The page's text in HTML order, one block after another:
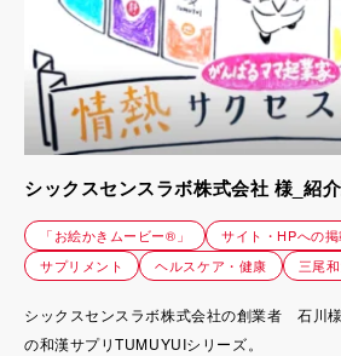
シックスセンスラボ株式会社 様_紹
「お絵かきムービー®」 サイト・HPへの
サプリメント
ヘルスケア・健康 三尾
シックスセンスラボ株式会社の創業者 石川
の和漢サプリTUMUYUIシリーズ。